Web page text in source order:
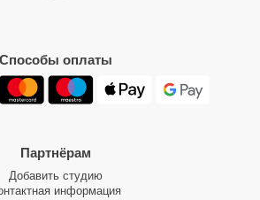
Способы оплаты
Партнёрам
Добавить студию
информация